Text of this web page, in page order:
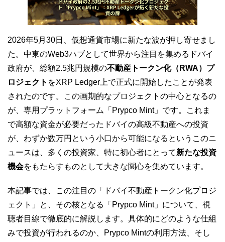
2026年5月30日、仮想通貨市場に新たな波が押し寄せまし
た。中東のWeb3ハブとして世界から注目を集めるドバイ
政府が、総額2.5兆円規模の不動産トークン化（RWA）プ
ロジェクト をXRP Ledger上で正式に開始したことが発表
されたのです。この画期的なプロジェクトの中心となるの
が、専用プラットフォーム「Prypco Mint」です。これま
で高額な資金が必要だったドバイの高級不動産への投資
が、わずか数万円という小口から可能になるというこのニ
ュースは、多くの投資家、特に初心者にとって新たな投資
機会をもたらすものとして大きな関心を集めています。
本記事では、この注目の「ドバイ不動産トークン化プロジ
ェクト」と、その核となる「Prypco Mint」について、視
聴者目線で徹底的に解説します。具体的にどのような仕組
みで投資が行われるのか、Prypco Mintの利用方法、そし